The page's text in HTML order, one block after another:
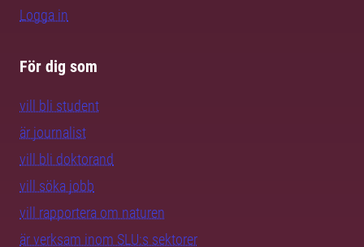
Logga in
För dig som
vill bli student
är journalist
vill bli doktorand
vill söka jobb
vill rapportera om naturen
är verksam inom SLU:s sektorer